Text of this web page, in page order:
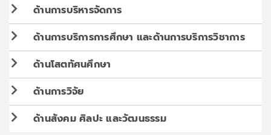
ด้านการบริหารจัดการ
ด้านการบริการการศึกษา และด้านการบริการวิชาการ
ด้านโสตทัศนศึกษา
ด้านการวิจัย
ด้านสังคม ศิลปะ และวัฒนธรรม